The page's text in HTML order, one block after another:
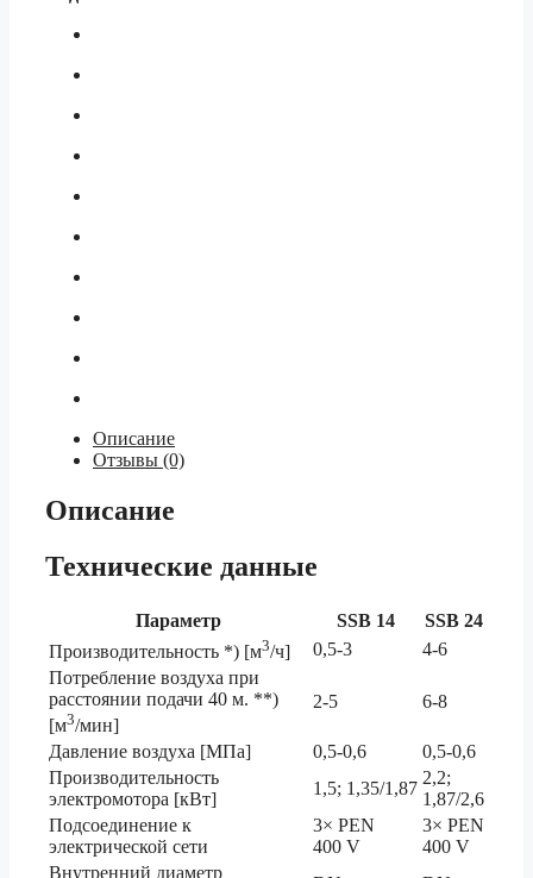
Описание
Отзывы (0)
Описание
Технические данные
Параметр SSB 14
SSB 24
Производительность *) [м3/ч] 0,5-3
4-6
Потребление воздуха при
расстоянии подачи 40 м. **)
[м3/мин]
2-5 6-8
Давление воздуха [МПа] 0,5-0,6
0,5-0,6
Производительность
электромотора [кВт]
1,5; 1,35/1,87
2,2;
1,87/2,6
Подсоединение к
электрической сети
3× PEN
400 V
3× PEN
400 V
Внутренний диаметр